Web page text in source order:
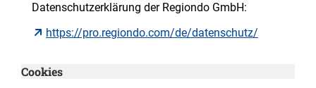
Datenschutzerklärung der Regiondo GmbH:
https://pro.regiondo.com/de/datenschutz/
Cookies